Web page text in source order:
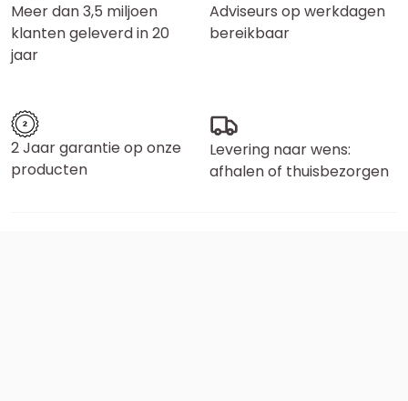
Meer dan 3,5 miljoen
klanten geleverd in 20
jaar
Adviseurs op werkdagen
bereikbaar
2 Jaar garantie op onze
producten
Levering naar wens:
afhalen of thuisbezorgen